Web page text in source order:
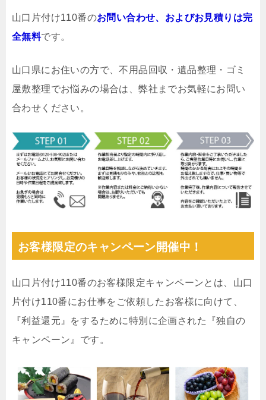
山口片付け110番のお問い合わせ、およびお見積りは完
全無料です。
山口県にお住いの方で、不用品回収・遺品整理・ゴミ
屋敷整理でお悩みの場合は、弊社までお気軽にお問い
合わせください。
お客様限定のキャンペーン開催中！
山口片付け110番のお客様限定キャンペーンとは、山口
片付け110番にお仕事をご依頼したお客様に向けて、
『利益還元』をするために特別に企画された『独自の
キャンペーン』です。